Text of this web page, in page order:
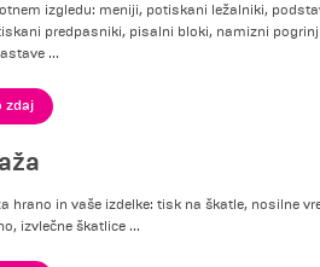
izgledu: meniji, potiskani ležalniki,
predpasniki, pisalni bloki, namizni
...
zdaj
hrano in vaše izdelke: tisk na škatle, nosilne
izvlečne škatlice ...